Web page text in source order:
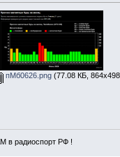
пМб0626.png(77.08 КБ,
в радиоспорт РФ !